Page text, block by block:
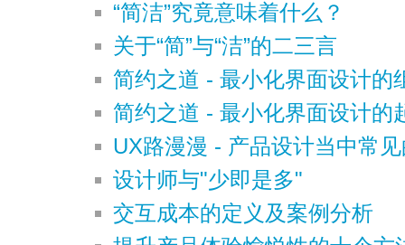
“简洁”究竟意味着什么？
关于“简”与“洁”的二三言
简约之道 - 最小化界面设计的
简约之道 - 最小化界面设计的
UX路漫漫 - 产品设计当中常
设计师与"少即是多"
交互成本的定义及案例分析